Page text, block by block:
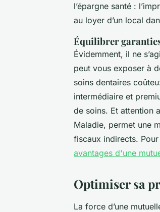
l’épargne santé :
au loyer d’un local
Équilibrer
Évidemment, il ne
peut vous exposer à
soins dentaires
intermédiaire et
de soins. Et attention
Maladie, permet une
fiscaux indirects.
avantages d'une
Optimiser sa
La force d’une